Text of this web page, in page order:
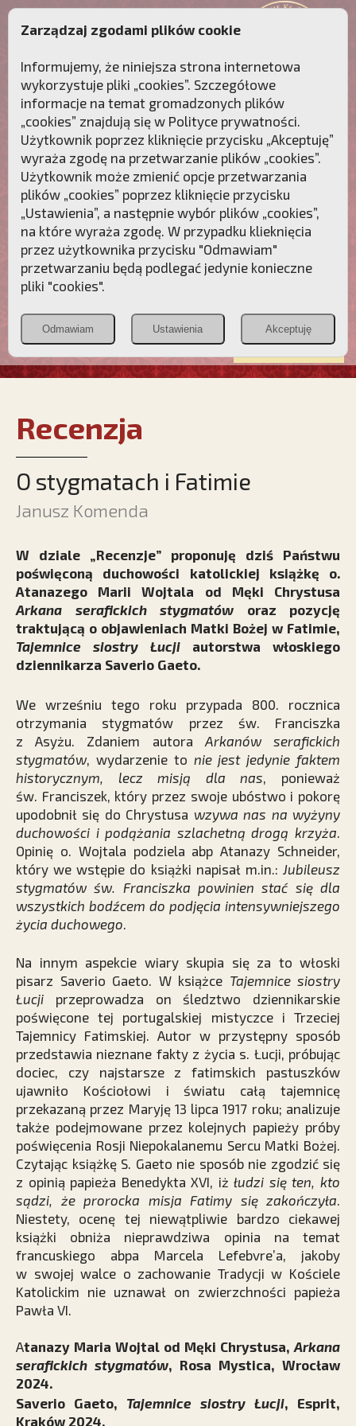
Przebudźmy sumienia Polaków!
Polonia
Christiana
PCh24.pl
Przymierze
POZNAJ APOSTOLAT FATIMY WESPRZYJ
NAS
Recenzja
O stygmatach i Fatimie
Janusz Komenda
W dziale „Recenzje” proponuję dziś Państwu
poświęconą duchowości katolickiej książkę o.
Atanazego Marii Wojtala od Męki Chrystusa
Arkana serafickich stygmatów oraz pozycję
traktującą o objawieniach Matki Bożej w Fatimie,
Tajemnice siostry Łucji autorstwa włoskiego
dziennikarza Saverio Gaeto.
We wrześniu tego roku przypada 800. rocznica
otrzymania stygmatów przez św. Franciszka
z Asyżu. Zdaniem autora Arkanów serafickich
stygmatów, wydarzenie to nie jest jedynie faktem
historycznym, lecz misją dla nas, ponieważ
św. Franciszek, który przez swoje ubóstwo i pokorę
upodobnił się do Chrystusa wzywa nas na wyżyny
duchowości i podążania szlachetną drogą krzyża.
Opinię o. Wojtala podziela abp Atanazy Schneider,
który we wstępie do książki napisał m.in.: Jubileusz
stygmatów św. Franciszka powinien stać się dla
wszystkich bodźcem do podjęcia intensywniejszego
życia duchowego.
Na innym aspekcie wiary skupia się za to włoski
pisarz Saverio Gaeto. W książce Tajemnice siostry
Łucji przeprowadza on śledztwo dziennikarskie
poświęcone tej portugalskiej mistyczce i Trzeciej
Tajemnicy Fatimskiej. Autor w przystępny sposób
przedstawia nieznane fakty z życia s. Łucji, próbując
dociec, czy najstarsze z fatimskich pastuszków
ujawniło Kościołowi i światu całą tajemnicę
przekazaną przez Maryję 13 lipca 1917 roku; analizuje
także podejmowane przez kolejnych papieży próby
poświęcenia Rosji Niepokalanemu Sercu Matki Bożej.
Czytając książkę S. Gaeto nie sposób nie zgodzić się
z opinią papieża Benedykta XVI, iżłudzi się ten, kto
sądzi, że prorocka misja Fatimy się zakończyła.
Niestety, ocenę tej niewątpliwie bardzo ciekawej
książki obniża nieprawdziwa opinia na temat
francuskiego abpa Marcela ­Lefebvre’a, jakoby
w swojej walce o zachowanie Tradycji w Kościele
Katolickim nie uznawał on zwierzchności papieża
Pawła VI.
Atanazy Maria Wojtal od Męki Chrystusa, Arkana
serafickich stygmatów, Rosa Mystica, Wrocław
2024.
Saverio Gaeto, Tajemnice siostry Łucji, Esprit,
Kraków 2024.
Zarządzaj zgodami plików cookie
Informujemy, że niniejsza strona internetowa
wykorzystuje pliki „cookies”. Szczegółowe
informacje na temat gromadzonych plików
„cookies” znajdują się w Polityce prywatności.
Użytkownik poprzez kliknięcie przycisku „Akceptuję”
wyraża zgodę na przetwarzanie plików „cookies”.
Użytkownik może zmienić opcje przetwarzania
plików „cookies” poprzez kliknięcie przycisku
„Ustawienia”, a następnie wybór plików „cookies”,
na które wyraża zgodę. W przypadku klieknięcia
przez użytkownika przycisku "Odmawiam"
przetwarzaniu będą podlegać jedynie konieczne
pliki "cookies".
Odmawiam Ustawienia Akceptuję